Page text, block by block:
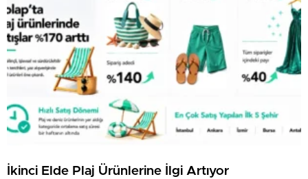
İkinci Elde Plaj Ürünlerine İlgi Artıyor